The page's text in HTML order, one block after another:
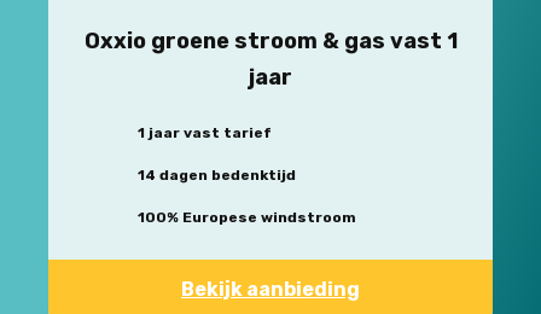
Oxxio groene stroom & gas vast 1
jaar
1 jaar vast tarief
14 dagen bedenktijd
100% Europese windstroom
Bekijk aanbieding